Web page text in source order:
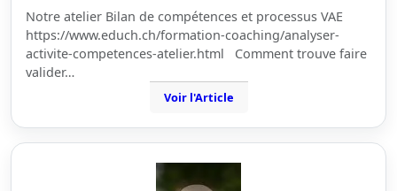
Notre atelier Bilan de compétences et processus VAE
https://www.educh.ch/formation-coaching/analyser-
activite-competences-atelier.html Comment trouve faire
valider…
Voir l'Article